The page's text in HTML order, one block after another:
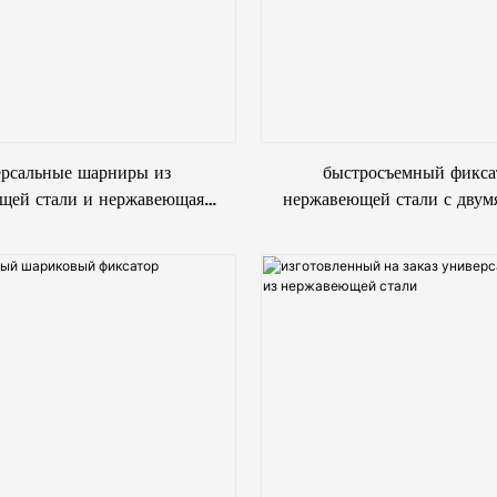
шарниры из
стали и нержавеющая
быстросъемный
нержавеющей стали с